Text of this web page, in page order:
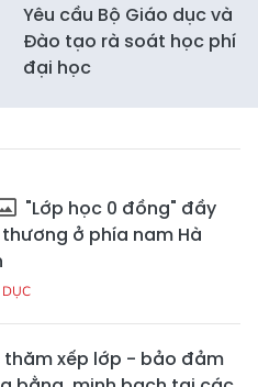
Yêu cầu Bộ Giáo dục và
Đào tạo rà soát học phí
đại học
"Lớp học 0 đồng" đầy
ở phía nam Hà
thăm xếp lớp - bảo đảm